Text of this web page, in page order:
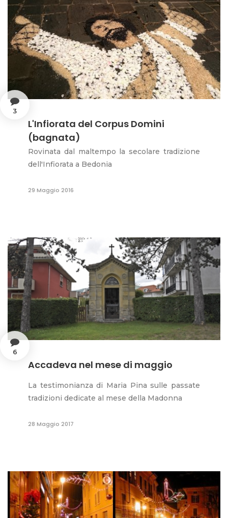
3
L'Infiorata del Corpus Domini
(bagnata)
Rovinata dal maltempo la secolare tradizione
dell'Infiorata a Bedonia
29 Maggio 2016
6
Accadeva nel mese di maggio
La testimonianza di Maria Pina sulle passate
tradizioni dedicate al mese della Madonna
28 Maggio 2017